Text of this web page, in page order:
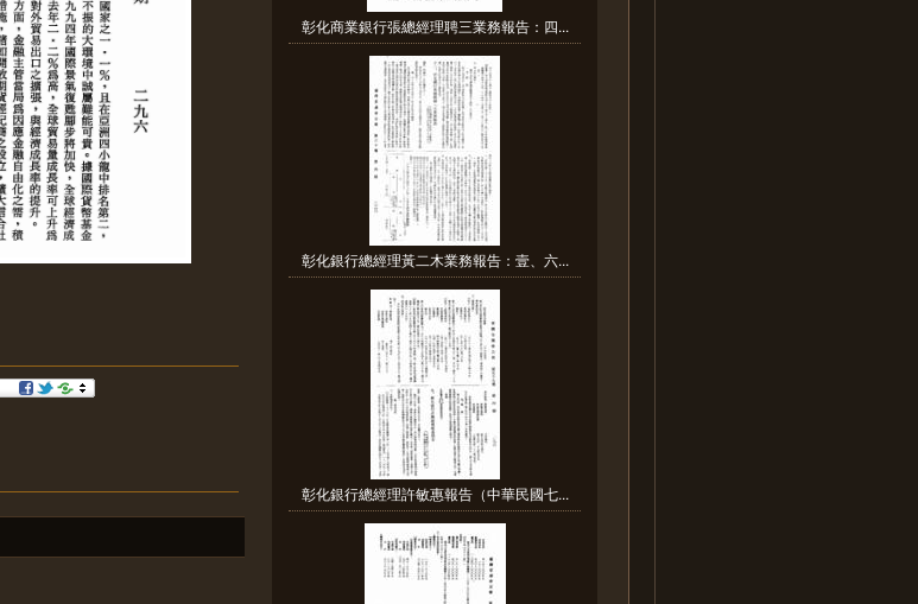
彰化商業銀行張總經理聘三業務報告：四...
彰化銀行總經理黃二木業務報告：壹、六...
彰化銀行總經理許敏惠報告（中華民國七...